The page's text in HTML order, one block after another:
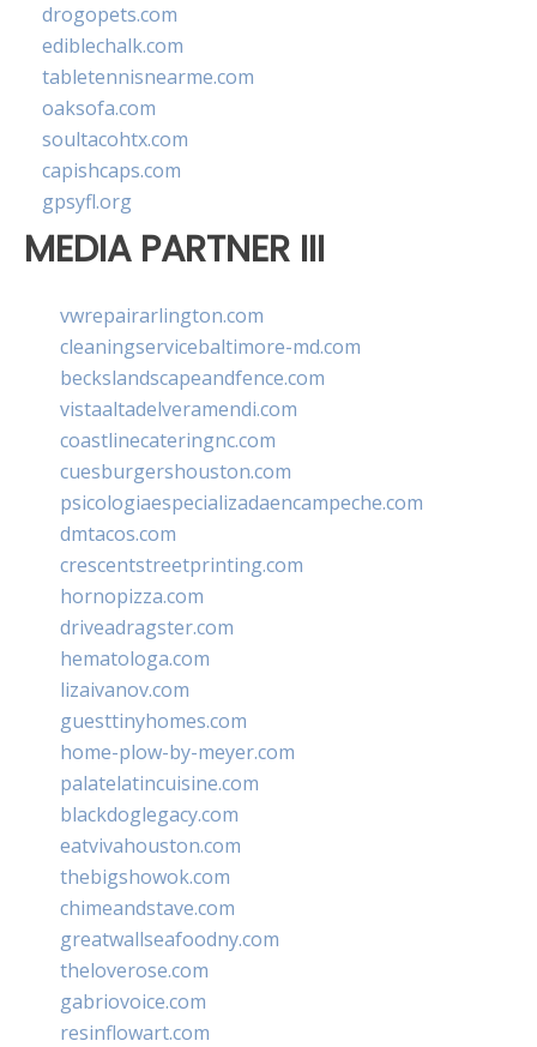
drogopets.com
ediblechalk.com
tabletennisnearme.com
oaksofa.com
soultacohtx.com
capishcaps.com
gpsyfl.org
MEDIA PARTNER III
vwrepairarlington.com
cleaningservicebaltimore-md.com
beckslandscapeandfence.com
vistaaltadelveramendi.com
coastlinecateringnc.com
cuesburgershouston.com
psicologiaespecializadaencampeche.com
dmtacos.com
crescentstreetprinting.com
hornopizza.com
driveadragster.com
hematologa.com
lizaivanov.com
guesttinyhomes.com
home-plow-by-meyer.com
palatelatincuisine.com
blackdoglegacy.com
eatvivahouston.com
thebigshowok.com
chimeandstave.com
greatwallseafoodny.com
theloverose.com
gabriovoice.com
resinflowart.com